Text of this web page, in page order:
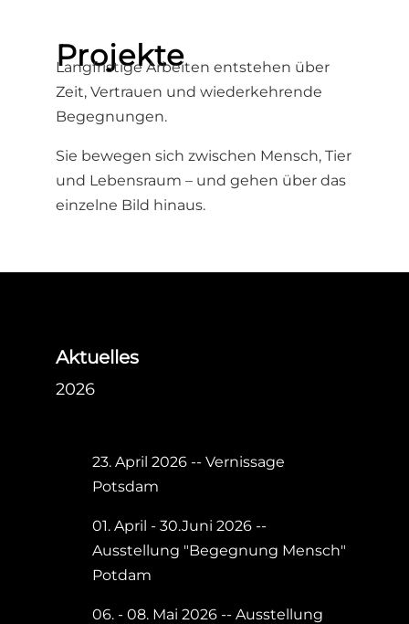
Projekte
Langfristige Arbeiten entstehen über
Zeit, Vertrauen und wiederkehrende
Begegnungen.
Sie bewegen sich zwischen Mensch, Tier
und Lebensraum – und gehen über das
einzelne Bild hinaus.
Aktuelles
2026
23. April 2026 -- Vernissage
Potsdam
01. April - 30.Juni 2026 --
Ausstellung "Begegnung Mensch"
Potdam
06. - 08. Mai 2026 -- Ausstellung